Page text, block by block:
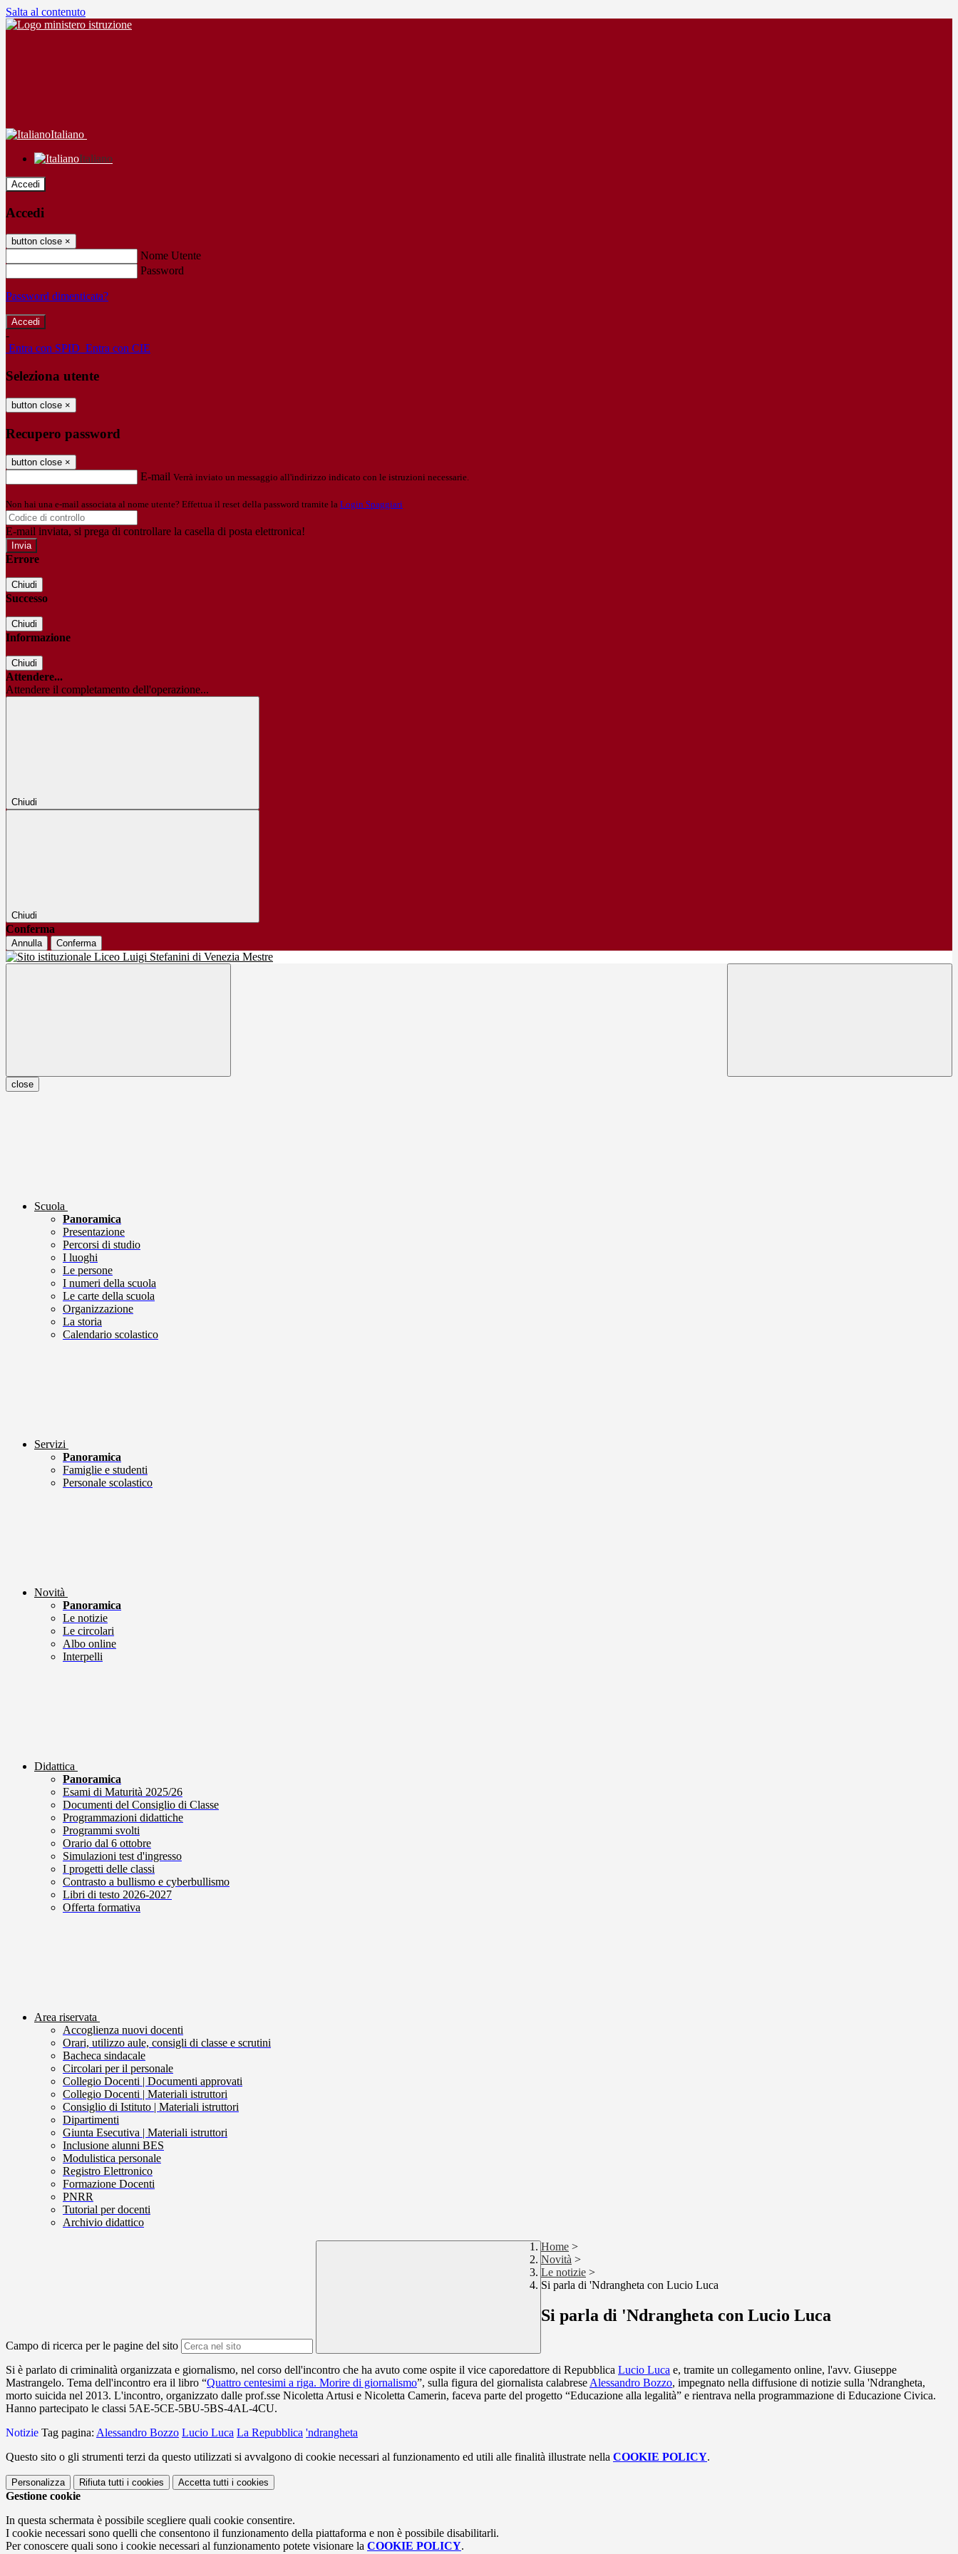
Salta al contenuto
Italiano
Italiano
Accedi
Accedi
button close ×
Nome Utente
Password
Password dimenticata?
-
Entra con SPID Entra con CIE
Seleziona utente
button close ×
Recupero password
button close ×
E-mail Verrà inviato un messaggio all'indirizzo indicato con le istruzioni necessarie.
Non hai una e-mail associata al nome utente? Effettua il reset della password tramite la Login Spaggiari
E-mail inviata, si prega di controllare la casella di posta elettronica!
Errore
Chiudi
Successo
Chiudi
Informazione
Chiudi
Attendere...
Attendere il completamento dell'operazione...
Chiudi
Chiudi
Conferma
Annulla Conferma
close
Scuola
Panoramica
Presentazione
Percorsi di studio
I luoghi
Le persone
I numeri della scuola
Le carte della scuola
Organizzazione
La storia
Calendario scolastico
Servizi
Panoramica
Famiglie e studenti
Personale scolastico
Novità
Panoramica
Le notizie
Le circolari
Albo online
Interpelli
Didattica
Panoramica
Esami di Maturità 2025/26
Documenti del Consiglio di Classe
Programmazioni didattiche
Programmi svolti
Orario dal 6 ottobre
Simulazioni test d'ingresso
I progetti delle classi
Contrasto a bullismo e cyberbullismo
Libri di testo 2026-2027
Offerta formativa
Area riservata
Accoglienza nuovi docenti
Orari, utilizzo aule, consigli di classe e scrutini
Bacheca sindacale
Circolari per il personale
Collegio Docenti | Documenti approvati
Collegio Docenti | Materiali istruttori
Consiglio di Istituto | Materiali istruttori
Dipartimenti
Giunta Esecutiva | Materiali istruttori
Inclusione alunni BES
Modulistica personale
Registro Elettronico
Formazione Docenti
PNRR
Tutorial per docenti
Archivio didattico
Campo di ricerca per le pagine del sito
Home >
Novità >
Le notizie >
Si parla di 'Ndrangheta con Lucio Luca
Si parla di 'Ndrangheta con Lucio Luca
Si è parlato di criminalità organizzata e giornalismo, nel corso dell'incontro che ha avuto come ospite il vice caporedattore di Repubblica Lucio Luca e, tramite un collegamento online, l'avv. Giuseppe
Mastrangelo. Tema dell'incontro era il libro “Quattro centesimi a riga. Morire di giornalismo”, sulla figura del giornalista calabrese Alessandro Bozzo, impegnato nella diffusione di notizie sulla 'Ndrangheta,
morto suicida nel 2013. L'incontro, organizzato dalle prof.sse Nicoletta Artusi e Nicoletta Camerin, faceva parte del progetto “Educazione alla legalità” e rientrava nella programmazione di Educazione Civica.
Hanno partecipato le classi 5AE-5CE-5BU-5BS-4AL-4CU.
Notizie Tag pagina: Alessandro Bozzo Lucio Luca La Repubblica 'ndrangheta
Questo sito o gli strumenti terzi da questo utilizzati si avvalgono di cookie necessari al funzionamento ed utili alle finalità illustrate nella COOKIE POLICY.
Personalizza Rifiuta tutti i cookies Accetta tutti i cookies
Gestione cookie
In questa schermata è possibile scegliere quali cookie consentire.
I cookie necessari sono quelli che consentono il funzionamento della piattaforma e non è possibile disabilitarli.
Per conoscere quali sono i cookie necessari al funzionamento potete visionare la COOKIE POLICY.